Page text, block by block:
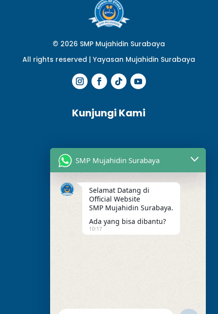
© 2026 SMP Mujahidin Surabaya
All rights reserved |Yayasan Mujahidin Surabaya
Kunjungi Kami
SMP Mujahidin Surabaya
Selamat Datang di
Official Website
SMP Mujahidin Surabaya.
Ada yang bisa dibantu?
10:17